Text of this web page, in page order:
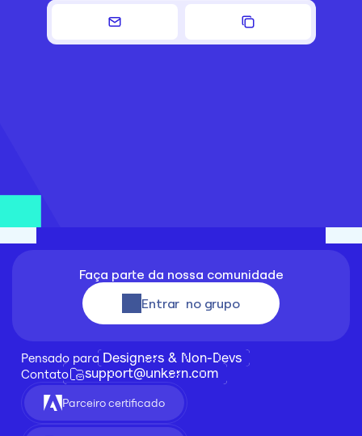
Faça parte da nossa comunidade
Entrar  no grupo
Pensado para Designers & Non-Devs
Contato support@unkern.com
Parceiro certificado